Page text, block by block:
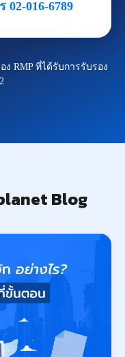
02-016-6789
ง RMP ที่ได้รับการรับรอง
Blog